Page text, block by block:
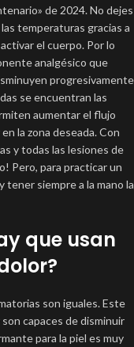
de 2024. No dejes
temperaturas gracias a
el cuerpo. Por lo
analgésico que
progresivamente
se encuentran las
aumentar el flujo
la zona deseada. Con
y todas las lesiones de
Pero, para practicar un
siempre a la mano la
que usan
son iguales. Este
capaces de disminuir
para la piel es muy